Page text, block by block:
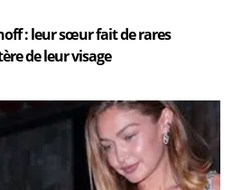
: leur sœur fait de rares
de leur visage